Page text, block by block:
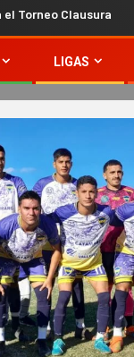
¡Manu
LIGAS